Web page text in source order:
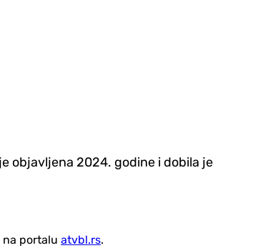
objavljena 2024. godine i dobila je
na portalu atvbl.rs.